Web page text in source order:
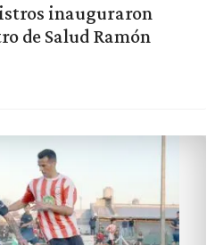
inauguraron
de Salud Ramón